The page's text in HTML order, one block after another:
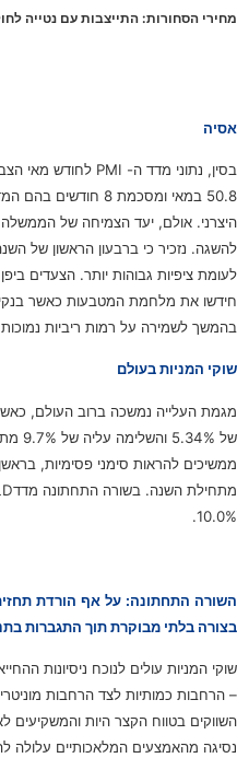
מחירי הסחורות: התייצבות עם נטייה
אסיה
לעומת ציפיות גבוהות יותר. הצעדים
חידשו את מלחמת המטבעות כאשר
בהמשך לשמירה על רמות ריביות
שוקי המניות בעולם
מגמת העלייה נמשכה ברוב העולם,
של
10.0%.
השורה התחתונה: על אף הורדת
בצורה בלתי מבוקרת תוך התגברות
שוקי המניות עולים לנוכח ניסיונות
– הרחבות כמותיות לצד הרחבות
השווקים בטווח הקצר היות
נסיגה מהאמצעים המלאכותיים עלולה